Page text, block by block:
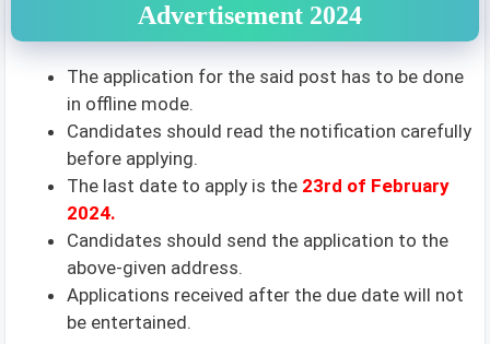
Advertisement 2024
The application for the said post has to be done
in offline mode.
Candidates should read the notification carefully
before applying.
The last date to apply is the 23rd of February
2024.
Candidates should send the application to the
above-given address.
Applications received after the due date will not
be entertained.